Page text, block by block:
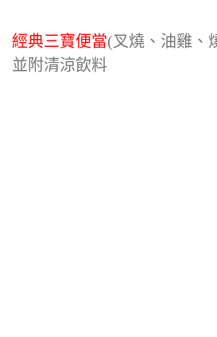
經典三寶便當(叉燒、油雞、
並附清涼飲料